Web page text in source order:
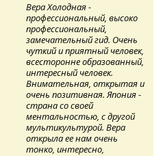
Вера Холодная -
профессиональный, высоко
профессиональный,
замечательный гид. Очень
чуткий и приятный человек,
всесторонне образованный,
интересный человек.
Внимательная, открытая и
очень позитивная. Япония -
страна со своей
ментальностью, с другой
мультикультурой. Вера
открыла ее нам очень
тонко, интересно,